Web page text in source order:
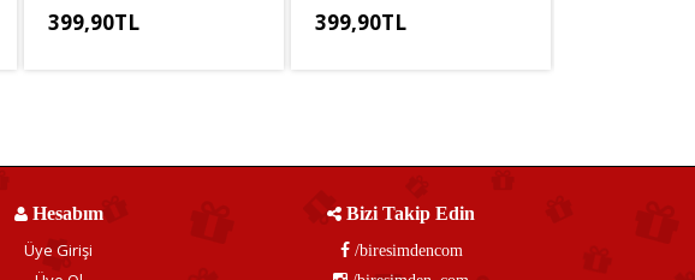
399,90TL 399,90TL
Hesabım
Üye Girişi
Bizi Takip Edin
/biresimdencom